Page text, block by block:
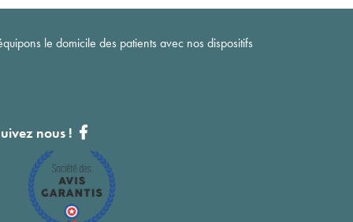
le domicile des patients avec nos dispositifs
nous !